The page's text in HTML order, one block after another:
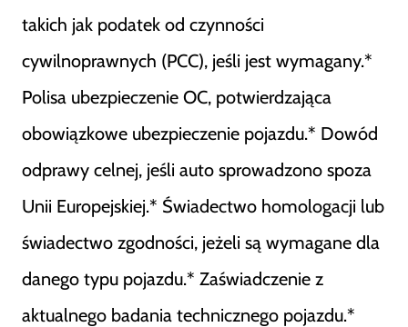
takich jak podatek od czynności
cywilnoprawnych (PCC), jeśli jest wymagany.*
Polisa ubezpieczenie OC, potwierdzająca
obowiązkowe ubezpieczenie pojazdu.* Dowód
odprawy celnej, jeśli auto sprowadzono spoza
Unii Europejskiej.* Świadectwo homologacji lub
świadectwo zgodności, jeżeli są wymagane dla
danego typu pojazdu.* Zaświadczenie z
aktualnego badania technicznego pojazdu.*